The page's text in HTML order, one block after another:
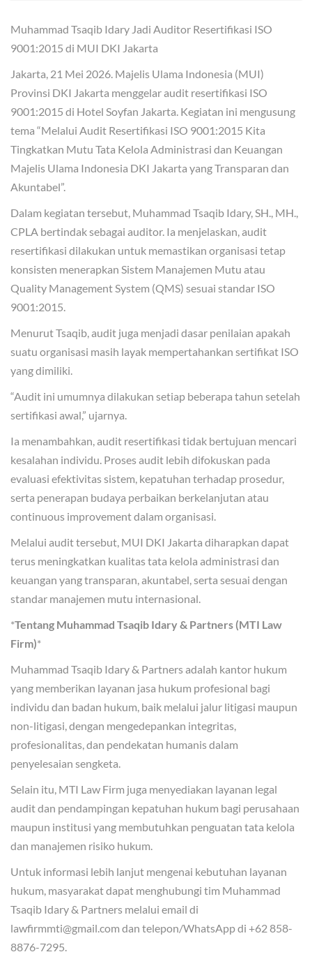
Muhammad Tsaqib Idary Jadi Auditor Resertifikasi ISO
9001:2015 di MUI DKI Jakarta
Jakarta, 21 Mei 2026. Majelis Ulama Indonesia (MUI)
Provinsi DKI Jakarta menggelar audit resertifikasi ISO
9001:2015 di Hotel Soyfan Jakarta. Kegiatan ini mengusung
tema “Melalui Audit Resertifikasi ISO 9001:2015 Kita
Tingkatkan Mutu Tata Kelola Administrasi dan Keuangan
Majelis Ulama Indonesia DKI Jakarta yang Transparan dan
Akuntabel”.
Dalam kegiatan tersebut, Muhammad Tsaqib Idary, SH., MH.,
CPLA bertindak sebagai auditor. Ia menjelaskan, audit
resertifikasi dilakukan untuk memastikan organisasi tetap
konsisten menerapkan Sistem Manajemen Mutu atau
Quality Management System (QMS) sesuai standar ISO
9001:2015.
Menurut Tsaqib, audit juga menjadi dasar penilaian apakah
suatu organisasi masih layak mempertahankan sertifikat ISO
yang dimiliki.
“Audit ini umumnya dilakukan setiap beberapa tahun setelah
sertifikasi awal,” ujarnya.
Ia menambahkan, audit resertifikasi tidak bertujuan mencari
kesalahan individu. Proses audit lebih difokuskan pada
evaluasi efektivitas sistem, kepatuhan terhadap prosedur,
serta penerapan budaya perbaikan berkelanjutan atau
continuous improvement dalam organisasi.
Melalui audit tersebut, MUI DKI Jakarta diharapkan dapat
terus meningkatkan kualitas tata kelola administrasi dan
keuangan yang transparan, akuntabel, serta sesuai dengan
standar manajemen mutu internasional.
*Tentang Muhammad Tsaqib Idary & Partners (MTI Law
Firm)*
Muhammad Tsaqib Idary & Partners adalah kantor hukum
yang memberikan layanan jasa hukum profesional bagi
individu dan badan hukum, baik melalui jalur litigasi maupun
non-litigasi, dengan mengedepankan integritas,
profesionalitas, dan pendekatan humanis dalam
penyelesaian sengketa.
Selain itu, MTI Law Firm juga menyediakan layanan legal
audit dan pendampingan kepatuhan hukum bagi perusahaan
maupun institusi yang membutuhkan penguatan tata kelola
dan manajemen risiko hukum.
Untuk informasi lebih lanjut mengenai kebutuhan layanan
hukum, masyarakat dapat menghubungi tim Muhammad
Tsaqib Idary & Partners melalui email di
lawfirmmti@gmail.com dan telepon/WhatsApp di +62 858-
8876-7295.